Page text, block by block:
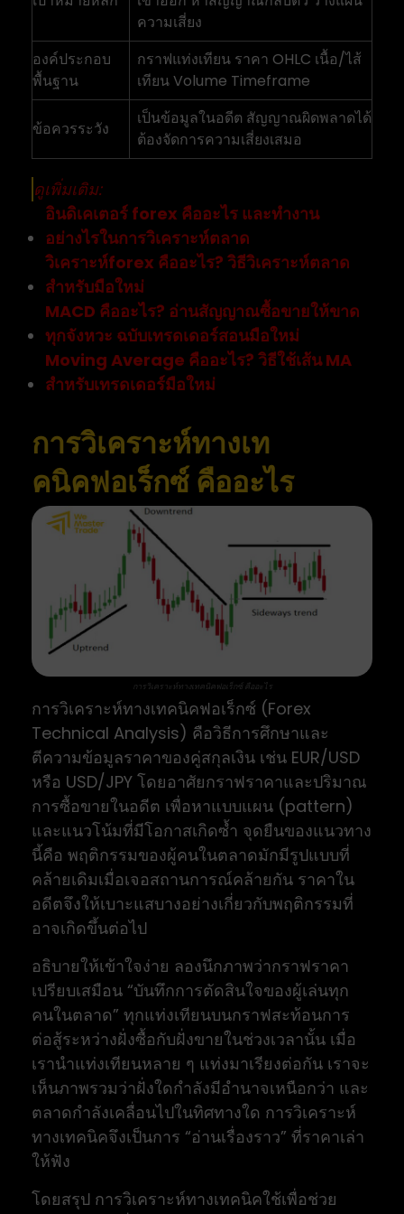
ความเสี่ยง
องค์ประกอบ
พื้นฐาน
กราฟแท่งเทียน ราคา OHLC เนื้อ/ไส้
เทียน Volume Timeframe
ข้อควรระวัง
เป็นข้อมูลในอดีต สัญญาณผิดพลาดได้
ต้องจัดการความเสี่ยงเสมอ
ดูเพิ่มเติม:
อินดิเคเตอร์ forex คืออะไร และทำงาน
อย่างไรในการวิเคราะห์ตลาด
วิเคราะห์forex คืออะไร? วิธีวิเคราะห์ตลาด
สำหรับมือใหม่
MACD คืออะไร? อ่านสัญญาณซื้อขายให้ขาด
ทุกจังหวะ ฉบับเทรดเดอร์สอนมือใหม่
Moving Average คืออะไร? วิธีใช้เส้น MA
สำหรับเทรดเดอร์มือใหม่
การวิเคราะห์ทางเท
คนิคฟอเร็กซ์ คืออะไร
การวิเคราะห์ทางเทคนิคฟอเร็กซ์ คืออะไร
การวิเคราะห์ทางเทคนิคฟอเร็กซ์ (Forex
Technical Analysis) คือวิธีการศึกษาและ
ตีความข้อมูลราคาของคู่สกุลเงิน เช่น EUR/USD
หรือ USD/JPY โดยอาศัยกราฟราคาและปริมาณ
การซื้อขายในอดีต เพื่อหาแบบแผน (pattern)
และแนวโน้มที่มีโอกาสเกิดซ้ำ จุดยืนของแนวทาง
นี้คือ พฤติกรรมของผู้คนในตลาดมักมีรูปแบบที่
คล้ายเดิมเมื่อเจอสถานการณ์คล้ายกัน ราคาใน
อดีตจึงให้เบาะแสบางอย่างเกี่ยวกับพฤติกรรมที่
อาจเกิดขึ้นต่อไป
อธิบายให้เข้าใจง่าย ลองนึกภาพว่ากราฟราคา
เปรียบเสมือน “บันทึกการตัดสินใจของผู้เล่นทุก
คนในตลาด” ทุกแท่งเทียนบนกราฟสะท้อนการ
ต่อสู้ระหว่างฝั่งซื้อกับฝั่งขายในช่วงเวลานั้น เมื่อ
เรานำแท่งเทียนหลาย ๆ แท่งมาเรียงต่อกัน เราจะ
เห็นภาพรวมว่าฝั่งใดกำลังมีอำนาจเหนือกว่า และ
ตลาดกำลังเคลื่อนไปในทิศทางใด การวิเคราะห์
ทางเทคนิคจึงเป็นการ “อ่านเรื่องราว” ที่ราคาเล่า
ให้ฟัง
โดยสรุป การวิเคราะห์ทางเทคนิคใช้เพื่อช่วย